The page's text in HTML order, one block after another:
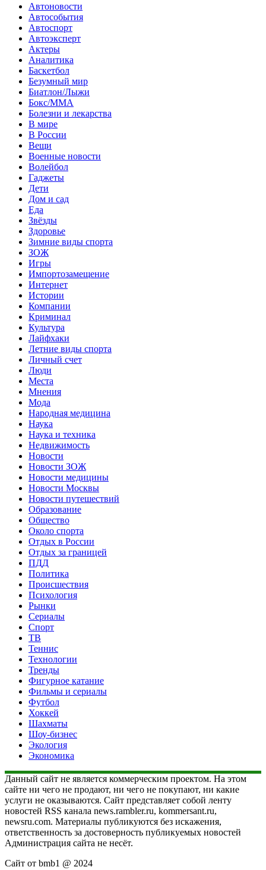
Автоновости
Автособытия
Автоспорт
Автоэксперт
Актеры
Аналитика
Баскетбол
Безумный мир
Биатлон/Лыжи
Бокс/MMA
Болезни и лекарства
В мире
В России
Вещи
Военные новости
Волейбол
Гаджеты
Дети
Дом и сад
Еда
Звёзды
Здоровье
Зимние виды спорта
ЗОЖ
Игры
Импортозамещение
Интернет
Истории
Компании
Криминал
Культура
Лайфхаки
Летние виды спорта
Личный счет
Люди
Места
Мнения
Мода
Народная медицина
Наука
Наука и техника
Недвижимость
Новости
Новости ЗОЖ
Новости медицины
Новости Москвы
Новости путешествий
Образование
Общество
Около спорта
Отдых в России
Отдых за границей
ПДД
Политика
Происшествия
Психология
Рынки
Сериалы
Спорт
ТВ
Теннис
Технологии
Тренды
Фигурное катание
Фильмы и сериалы
Футбол
Хоккей
Шахматы
Шоу-бизнес
Экология
Экономика
Данный сайт не является коммерческим проектом. На этом
сайте ни чего не продают, ни чего не покупают, ни какие
услуги не оказываются. Сайт представляет собой ленту
новостей RSS канала news.rambler.ru, kommersant.ru,
newsru.com. Материалы публикуются без искажения,
ответственность за достоверность публикуемых новостей
Администрация сайта не несёт.
Сайт от bmb1 @ 2024